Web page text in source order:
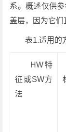
系。概述仅供
盖层，因为它们
表1.适用的
HW特
征或SW方
法